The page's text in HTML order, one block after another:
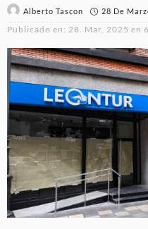
Alberto Tascon 28 De
Publicado en: 28. Mar, 2025 en